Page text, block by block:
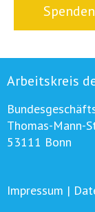
Spenden
Arbeitskreis
Thomas-Mann-
53111 Bonn
Impressum |